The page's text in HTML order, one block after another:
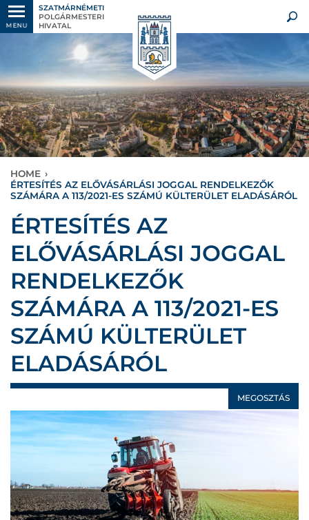
MENU
SZATMÁRNÉMETI
POLGÁRMESTERI
HIVATAL
HOME ›
ÉRTESÍTÉS AZ ELŐVÁSÁRLÁSI JOGGAL RENDELKEZŐK
SZÁMÁRA A 113/2021-ES SZÁMÚ KÜLTERÜLET ELADÁSÁRÓL
ÉRTESÍTÉS AZ
ELŐVÁSÁRLÁSI JOGGAL
RENDELKEZŐK
SZÁMÁRA A 113/2021-ES
SZÁMÚ KÜLTERÜLET
ELADÁSÁRÓL
MEGOSZTÁS